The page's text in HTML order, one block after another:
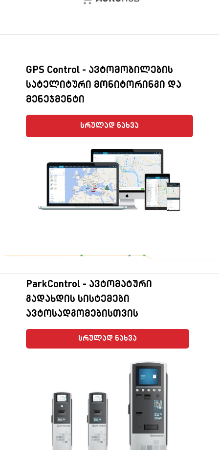
GPS Control - ავტომობილების
სატელიტური მონიტორინგი და
მენეჯმენტი
სრულად ნახვა
ParkControl - ავტომატური
გადახდის სისტემები
ავტოსადგომებისთვის
სრულად ნახვა